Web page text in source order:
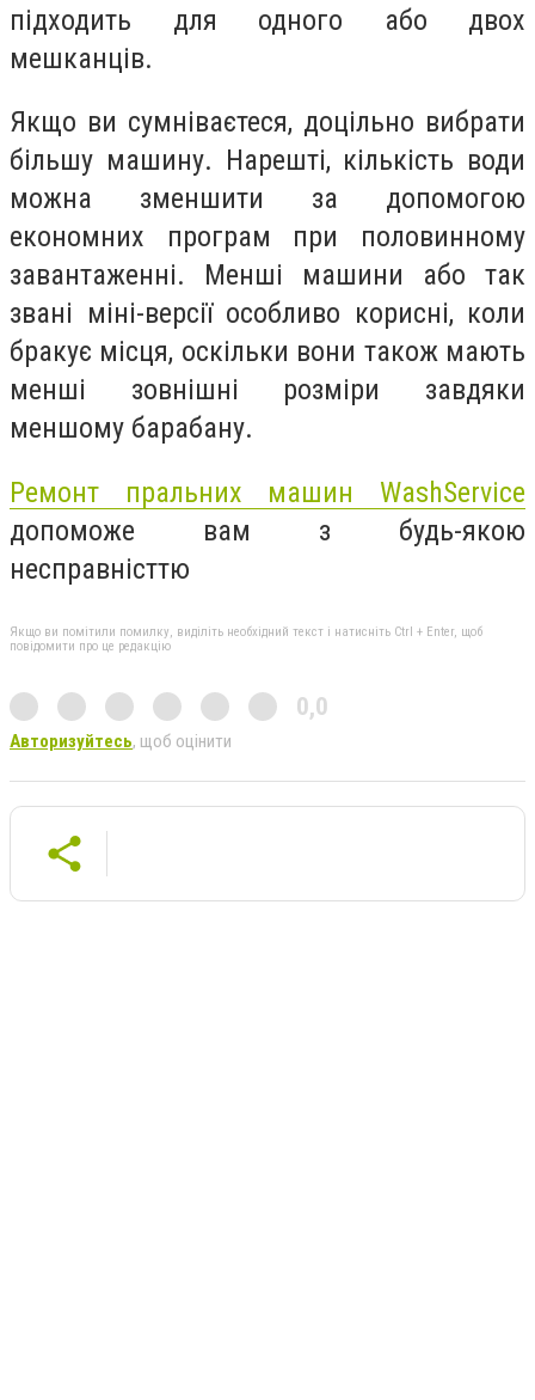
підходить для одного або двох
мешканців.
Якщо ви сумніваєтеся, доцільно вибрати
більшу машину. Нарешті, кількість води
можна зменшити за допомогою
економних програм при половинному
завантаженні. Менші машини або так
звані міні-версії особливо корисні, коли
бракує місця, оскільки вони також мають
менші зовнішні розміри завдяки
меншому барабану.
Ремонт пральних машин WashService
допоможе вам з будь-якою
несправністтю
Якщо ви помітили помилку, виділіть необхідний текст і натисніть Ctrl + Enter, щоб
повідомити про це редакцію
0,0
Авторизуйтесь, щоб оцінити